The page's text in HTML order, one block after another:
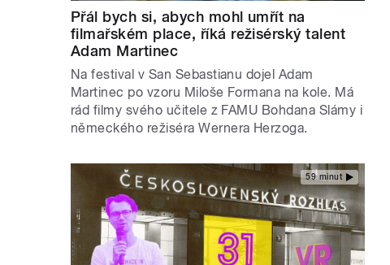
Přál bych si, abych mohl umřít na
filmařském place, říká režisérský talent
Adam Martinec
Na festival v San Sebastianu dojel Adam
Martinec po vzoru Miloše Formana na kole. Má
rád filmy svého učitele z FAMU Bohdana Slámy i
německého režiséra Wernera Herzoga.
59 minut